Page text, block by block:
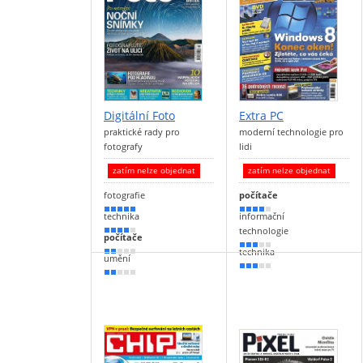
Digitální Foto
praktické rady pro
fotografy
zatím nelze objednat
fotografie
100 %
technika
70 %
počítače
40 %
umění
30 %
Extra PC
moderní technologie pro
lidi
zatím nelze objednat
počítače
80 %
informační
technologie
60 %
technika
50 %